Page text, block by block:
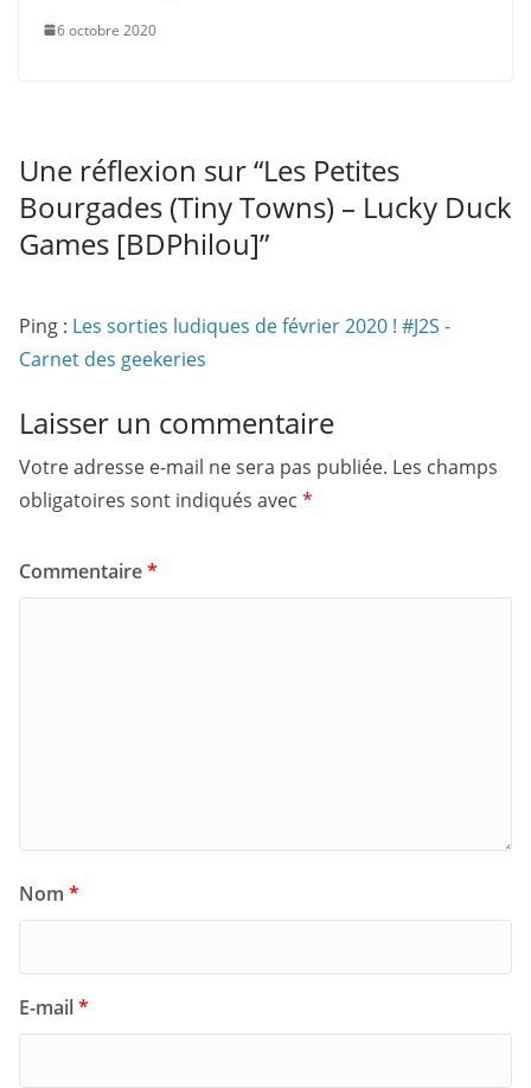
6 octobre 2020
Une réflexion sur “Les Petites
Bourgades (Tiny Towns) – Lucky Duck
Games [BDPhilou]”
Ping : Les sorties ludiques de février 2020 ! #J2S -
Carnet des geekeries
Laisser un commentaire
Votre adresse e-mail ne sera pas publiée. Les champs
obligatoires sont indiqués avec *
Commentaire*
Nom *
E-mail*